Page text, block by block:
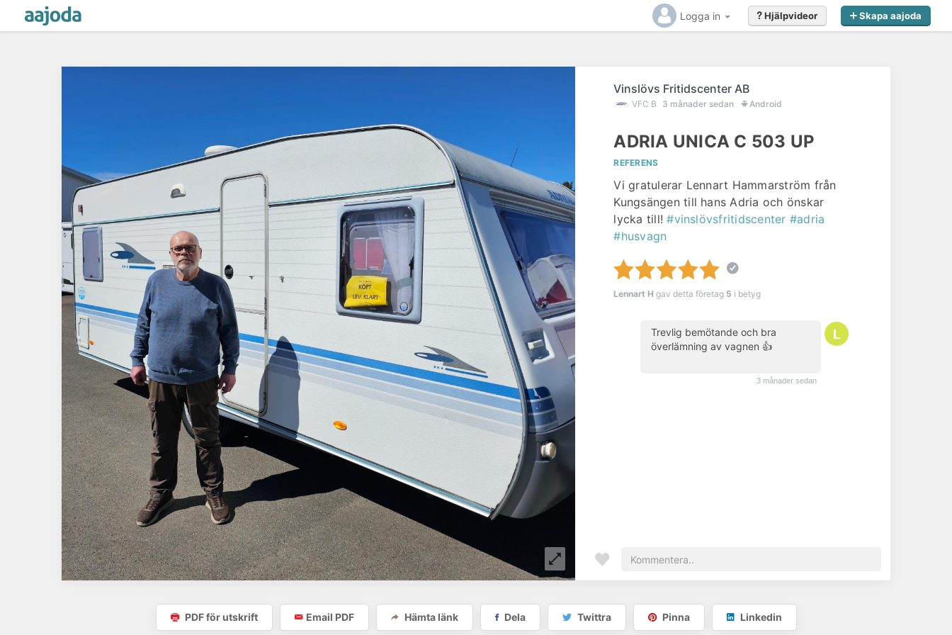
Logga in Skapa aajoda
Hjälpvideor
Vinslövs Fritidscenter AB
VFC B 3 månader sedan Android
ADRIA UNICA C 503 UP
REFERENS
Vi gratulerar Lennart Hammarström från
Kungsängen till hans Adria och önskar
lycka till!#vinslövsfritidscenter #adria
#husvagn
Lennart H gav detta företag 5 i betyg
Trevlig bemötande och bra
överlämning av vagnen 👍
3 månader sedan
PDF för utskrift Email PDF Hämta länk Dela Twittra Pinna Linkedin